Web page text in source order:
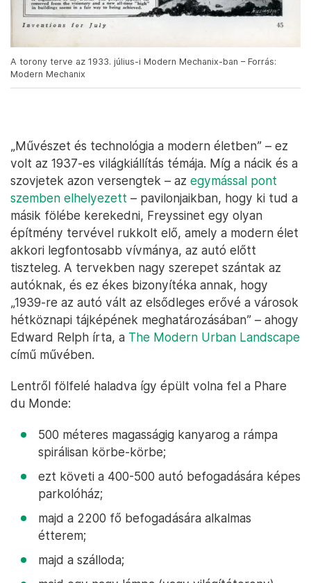
A torony terve az 1933. július-i Modern Mechanix-ban – Forrás:
Modern Mechanix
„Művészet és technológia a modern életben” – ez
volt az 1937-es világkiállítás témája. Míg a nácik és a
szovjetek azon versengtek – az egymással pont
szemben elhelyezett – pavilonjaikban, hogy ki tud a
másik fölébe kerekedni, Freyssinet egy olyan
építmény tervével rukkolt elő, amely a modern élet
akkori legfontosabb vívmánya, az autó előtt
tiszteleg. A tervekben nagy szerepet szántak az
autóknak, és ez ékes bizonyítéka annak, hogy
„1939-re az autó vált az elsődleges erővé a városok
hétköznapi tájképének meghatározásában” – ahogy
Edward Relph írta, a The Modern Urban Landscape
című művében.
Lentről fölfelé haladva így épült volna fel a Phare
du Monde:
500 méteres magasságig kanyarog a rámpa
spirálisan körbe-körbe;
ezt követi a 400-500 autó befogadására képes
parkolóház;
majd a 2200 fő befogadására alkalmas
étterem;
majd a szálloda;